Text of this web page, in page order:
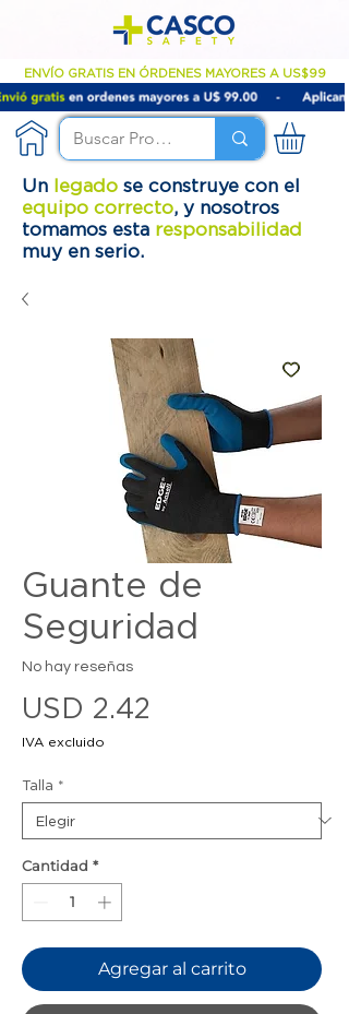
ENVÍO GRATIS EN ÓRDENES MAYORES A US$99
Un legado se construye con el
equipo correcto, y nosotros
tomamos esta responsabilidad
muy en serio.
Guante de
Seguridad
No hay reseñas
USD 2.42
IVA excluido
Talla *
Cantidad *
Agregar al carrito